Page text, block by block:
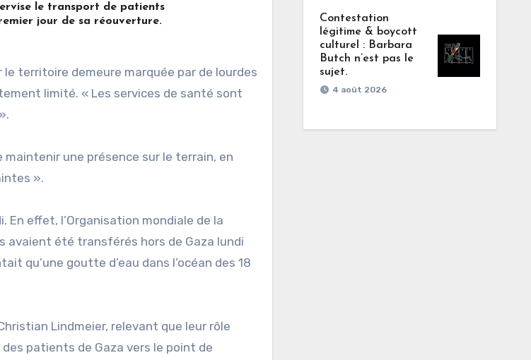
le transport de patients
jour de sa réouverture.
territoire demeure marquée par de lourdes
limité. « Les services de santé sont
une présence sur le terrain, en
».
effet, l’Organisation mondiale de la
été transférés hors de Gaza lundi
qu’une goutte d’eau dans l’océan des 18
Lindmeier, relevant que leur rôle
patients de Gaza vers le point de
Contestation
légitime & boycott
culturel : Barbara
Butch n’est pas le
sujet.
4 août 2026